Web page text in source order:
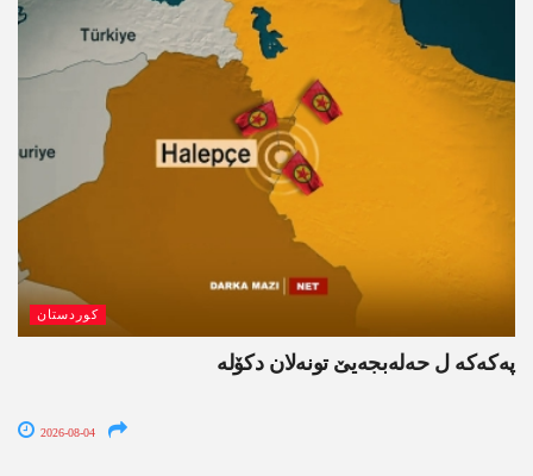
کوردستان
پەکەکە ل حەلەبجەیێ تونەلان دکۆلە
2026-08-04